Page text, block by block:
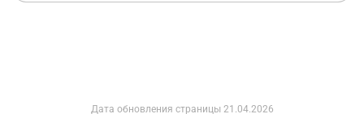
Дата обновления страницы 21.04.2026